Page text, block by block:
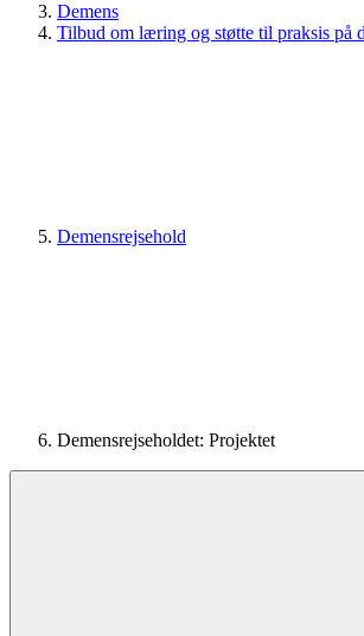
Demens
Tilbud om læring og støtte til praksis på
Demensrejsehold
Demensrejseholdet: Projektet